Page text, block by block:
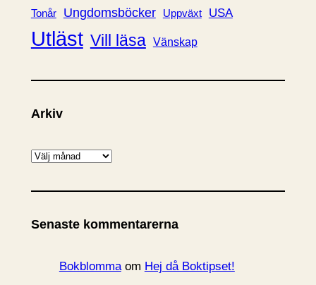
Tonår Ungdomsböcker Uppväxt USA
Utläst Vill läsa Vänskap
Arkiv
A
k
v
Senaste kommentarerna
Bokblommaom Hej då Boktipset!